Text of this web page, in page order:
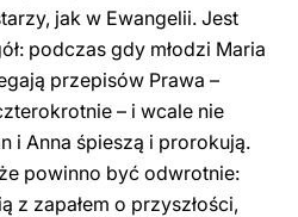
jak w Ewangelii. Jest
podczas gdy młodzi Maria
przepisów Prawa –
– i wcale nie
i Anna śpieszą i prorokują.
powinno być odwrotnie:
z zapałem o przyszłości,